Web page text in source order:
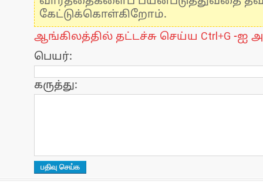
கேட்டுக்கொள்கிறோம்.
ஆங்கிலத்தில் தட்டச்சு செய்ய Ctrl+G -ஐ
பெயர்:
கருத்து: